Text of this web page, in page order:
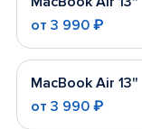
от 3 990 ₽
MacBook Air 13"
от 3 990 ₽